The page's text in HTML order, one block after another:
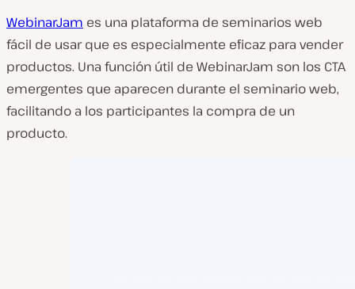
WebinarJam es una plataforma de seminarios web
fácil de usar que es especialmente eficaz para vender
productos. Una función útil de WebinarJam son los CTA
emergentes que aparecen durante el seminario web,
facilitando a los participantes la compra de un
producto.